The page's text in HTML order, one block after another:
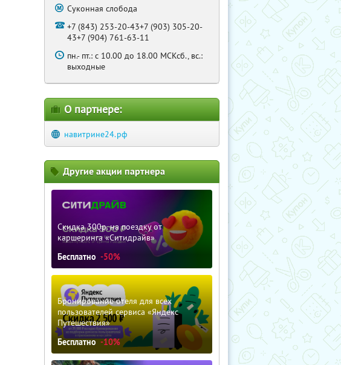
Суконная слобода
+7 (843) 253-20-43+7 (903) 305-20-
43+7 (904) 761-63-11
пн.- пт.: с 10.00 до 18.00 МСКсб., вс.:
выходные
О партнере:
навитрине24.рф
Другие акции партнера
Скидка 300р. на поездку от
каршеринга «Ситидрайв»
Бесплатно -50%
Бронирование отеля для всех
пользователей сервиса «Яндекс
Путешествия»
Бесплатно -10%